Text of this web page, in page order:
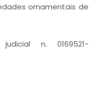
ornamentais de
n. 0169521-